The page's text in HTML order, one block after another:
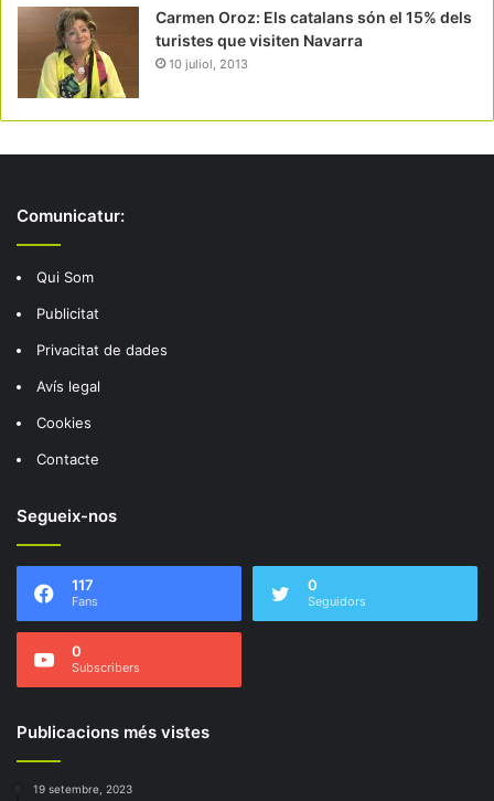
Carmen Oroz: Els catalans són el 15% dels
turistes que visiten Navarra
10 juliol, 2013
Comunicatur:
Qui Som
Publicitat
Privacitat de dades
Avís legal
Cookies
Contacte
Segueix-nos
117
Fans
0
Seguidors
0
Subscribers
Publicacions més vistes
19 setembre, 2023